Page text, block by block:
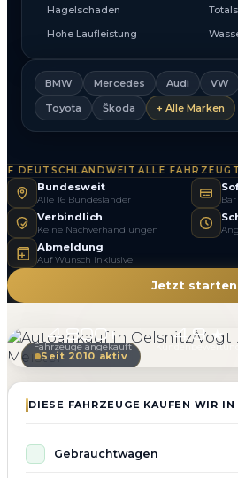
Hagelschaden
Hohe Laufleistung
BMW Mercedes Audi VW
Toyota
Škoda + Alle Marken
DEUTSCHLANDWEIT·ALLE
Bundesweit
Alle 16 Bundesländer
Verbindlich
Keine Nachverhandlungen
Abmeldung
Auf Wunsch inklusive
Jetzt starten
Seit 2010 aktiv
4.800+
Fahrzeuge angekauft
4.9 ★
Kundenbewertung
DIESE FAHRZEUGE KAUFEN WIR
Gebrauchtwagen